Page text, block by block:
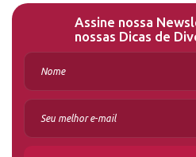
Assine nossa
nossas Dicas de